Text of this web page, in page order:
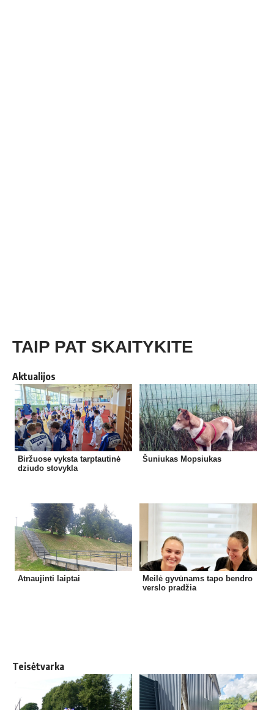
TAIP PAT SKAITYKITE
Aktualijos
Biržuose vyksta tarptautinė
dziudo stovykla
Šuniukas Mopsiukas
Atnaujinti laiptai
Meilė gyvūnams tapo bendro
verslo pradžia
Teisėtvarka